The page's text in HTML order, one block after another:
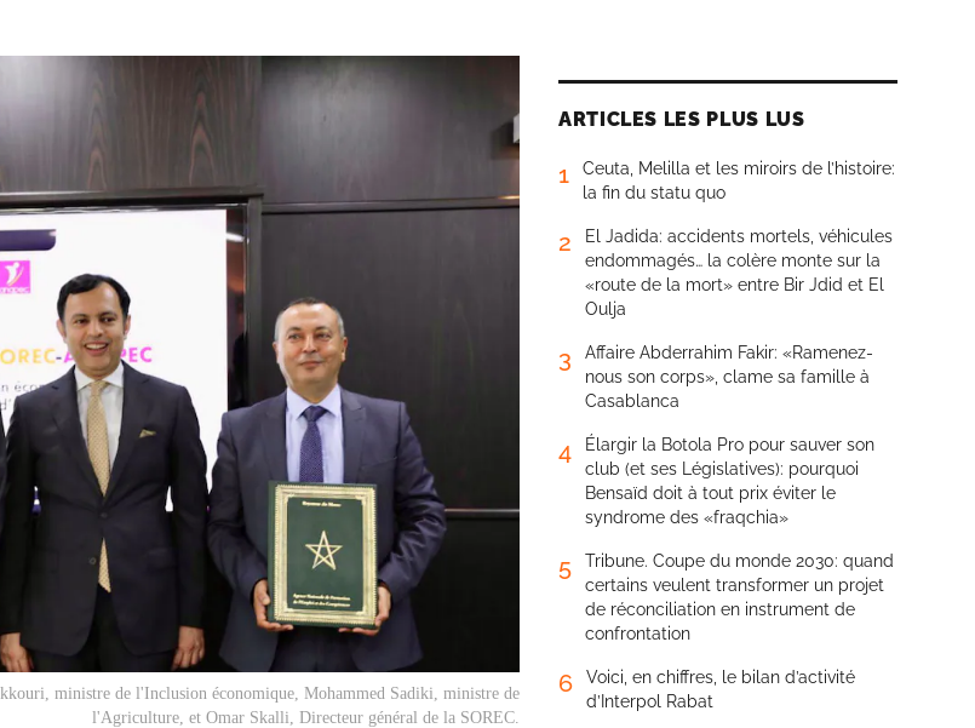
ministre de l'Inclusion économique, Mohammed Sadiki, ministre de
l'Agriculture, et Omar Skalli, Directeur général de la SOREC.
ARTICLES LES PLUS LUS
1
Ceuta, Melilla et les miroirs de l’histoire:
la fin du statu quo
2
El Jadida: accidents mortels, véhicules
endommagés… la colère monte sur la
«route de la mort» entre Bir Jdid et El
Oulja
3
Affaire Abderrahim Fakir: «Ramenez-
nous son corps», clame sa famille à
Casablanca
4
Élargir la Botola Pro pour sauver son
club (et ses Législatives): pourquoi
Bensaïd doit à tout prix éviter le
syndrome des «fraqchia»
5
Tribune. Coupe du monde 2030: quand
certains veulent transformer un projet
de réconciliation en instrument de
confrontation
6
Voici, en chiffres, le bilan d’activité
d’Interpol Rabat